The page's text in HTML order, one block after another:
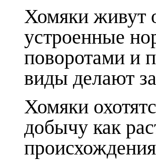
Хомяки живут
устроенные
поворотами и
виды делают
Хомяки
добычу как